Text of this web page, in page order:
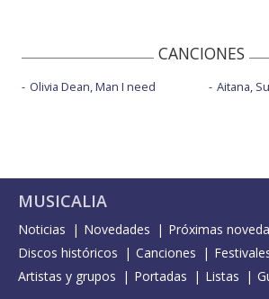
CANCIONES
Olivia Dean, Man I need Aitana,
MUSICALIA
Noticias Novedades
Próximas
Discos históricos
Canciones
Artistas y grupos
Portadas Listas